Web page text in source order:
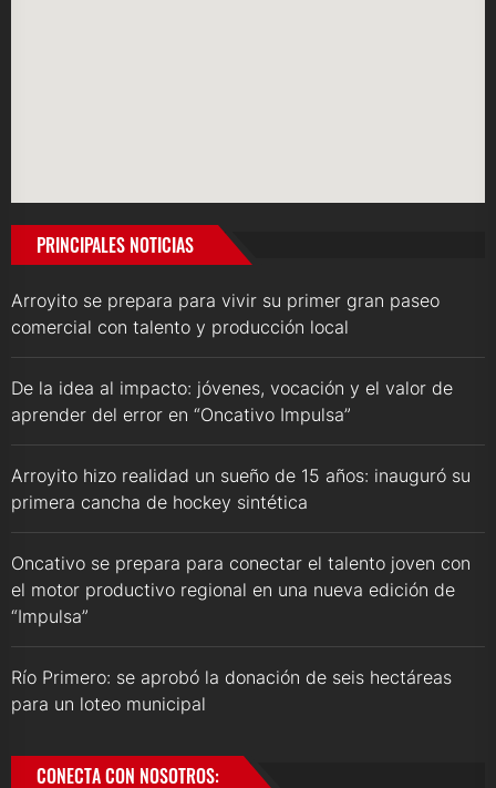
PRINCIPALES NOTICIAS
Arroyito se prepara para vivir su primer gran paseo
comercial con talento y producción local
De la idea al impacto: jóvenes, vocación y el valor de
aprender del error en “Oncativo Impulsa”
Arroyito hizo realidad un sueño de 15 años: inauguró su
primera cancha de hockey sintética
Oncativo se prepara para conectar el talento joven con
el motor productivo regional en una nueva edición de
“Impulsa”
Río Primero: se aprobó la donación de seis hectáreas
para un loteo municipal
CONECTA CON NOSOTROS: